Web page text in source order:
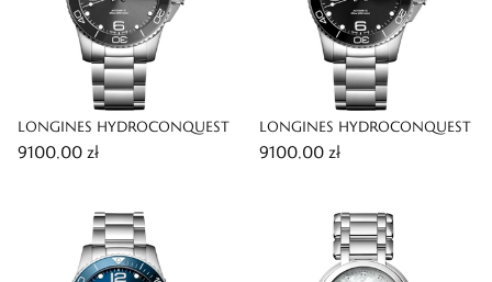
LONGINES HYDROCONQUEST
9100,00 zł
LONGINES HYDROCONQUEST
9100,00 zł